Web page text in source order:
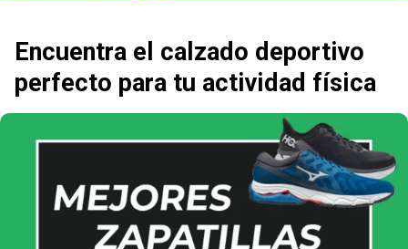
Encuentra el calzado deportivo
perfecto para tu actividad física